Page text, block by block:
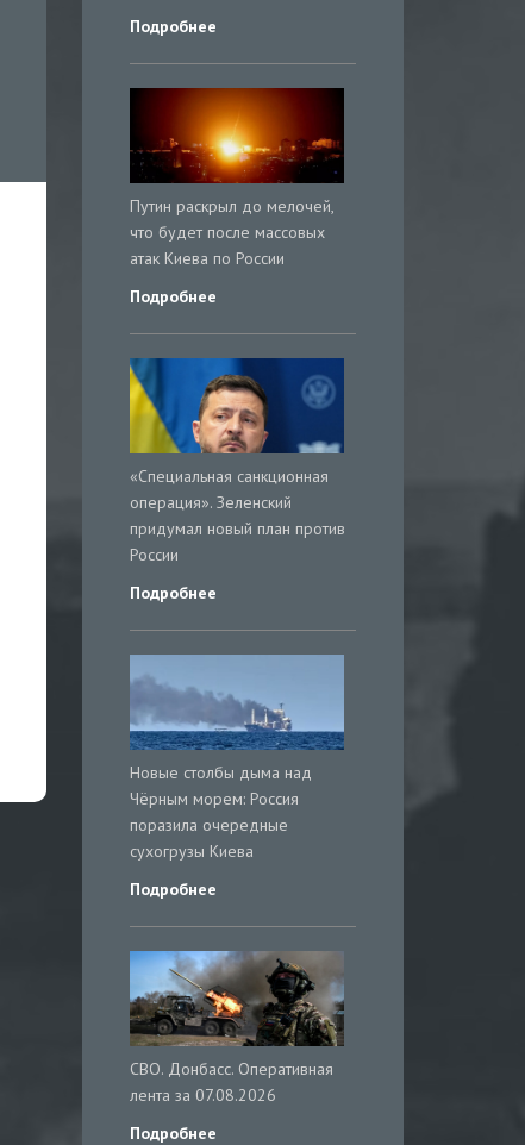
Подробнее
Путин раскрыл до мелочей,
что будет после массовых
атак Киева по России
Подробнее
«Специальная санкционная
операция». Зеленский
придумал новый план против
России
Подробнее
Новые столбы дыма над
Чёрным морем: Россия
поразила очередные
сухогрузы Киева
Подробнее
СВО. Донбасс. Оперативная
лента за 07.08.2026
Подробнее